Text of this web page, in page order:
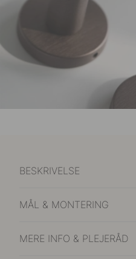
BESKRIVELSE
MÅL & MONTERING
MERE INFO & PLEJERÅD